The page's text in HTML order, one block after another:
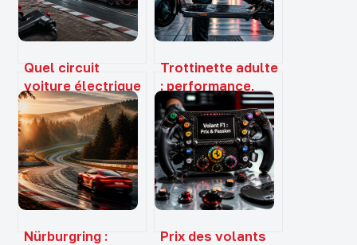
Quel circuit
voiture électrique
choisir ? Échelles,
systèmes et 3
réflexes pour bien
débuter
Trottinette adulte
: performance,
confort et
mobilité pour vos
trajets urbains
Nürburgring :
Prix des volants